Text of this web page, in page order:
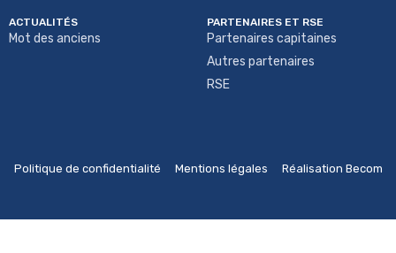
ACTUALITÉS
Mot des anciens
PARTENAIRES ET RSE
Partenaires capitaines
Autres partenaires
RSE
Politique de confidentialité Mentions légales Réalisation Becom